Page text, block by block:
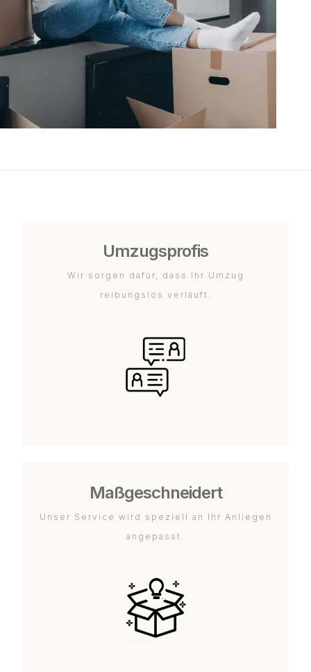
Umzugsprofis
Wir sorgen dafür, dass Ihr Umzug
reibungslos verläuft.
Maßgeschneidert
Unser Service wird speziell an Ihr Anliegen
angepasst.